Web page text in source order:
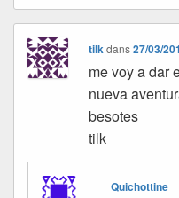
tilkdans27/03/
me voy a dar
nueva
besotes
tilk
Quichottine